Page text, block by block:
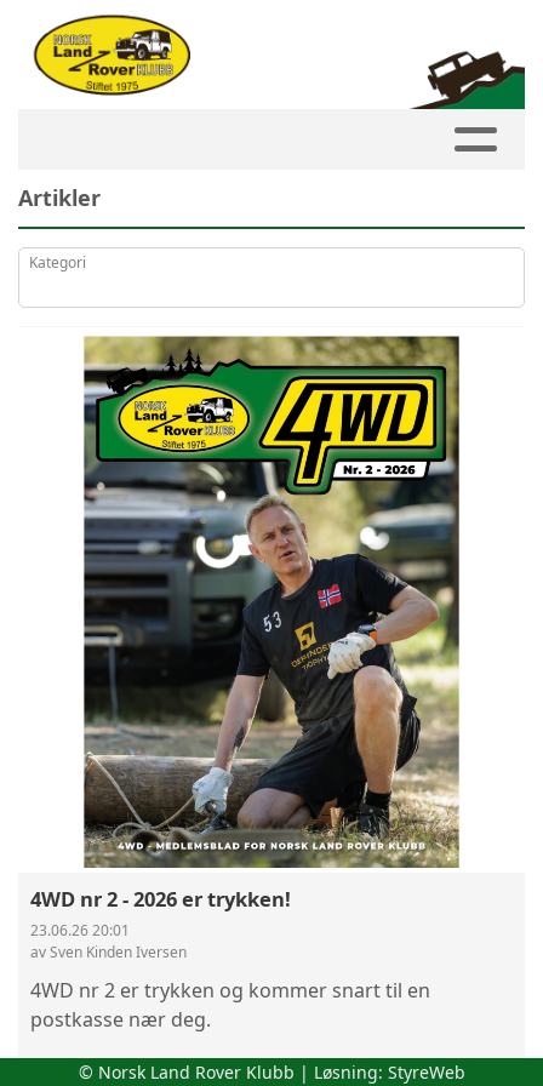
Artikler
Kategori
4WD nr 2 - 2026 er trykken!
23.06.26 20:01
av Sven Kinden Iversen
4WD nr 2 er trykken og kommer snart til en
postkasse nær deg.
© Norsk Land Rover Klubb | Løsning: StyreWeb